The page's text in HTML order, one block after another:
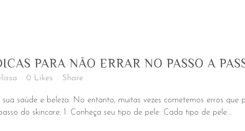
PARA NÃO ERRAR NO PASSO A
0 Likes Share
saúde e beleza. No entanto, muitas vezes cometemos erros
do skincare: 1. Conheça seu tipo de pele: Cada tipo de pele...